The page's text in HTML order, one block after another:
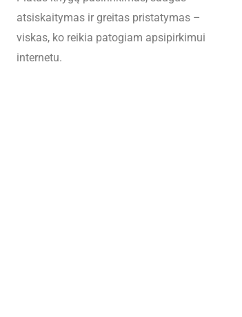
atsiskaitymas ir greitas pristatymas –
viskas, ko reikia patogiam apsipirkimui
internetu.